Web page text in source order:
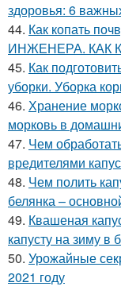
здоровья: 6
44. Как копать
ИНЖЕНЕРА. КАК
45. Как
уборки. Уборка
46. Хранение
морковь в
47. Чем
вредителями
48. Чем полить
белянка –
49. Квашеная
капусту на зиму в
50. Урожайные
2021 году